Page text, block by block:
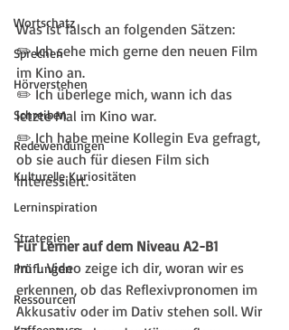
Wortschatz
Sprechen
Hörverstehen
Schreiben
Redewendungen
Kulturelle Kuriositäten
Lerninspiration
Strategien
Prüfungen
Ressourcen
Was ist falsch an folgenden Sätzen:
✏️ Ich sehe mich gerne den neuen Film
im Kino an.
✏️ Ich überlege mich, wann ich das
letzte Mal im Kino war.
✏️ Ich habe meine Kollegin Eva gefragt,
ob sie auch für diesen Film sich
interessiert.
Für Lerner auf dem Niveau A2-B1
Im 1. Video zeige ich dir, woran wir es
erkennen, ob das Reflexivpronomen im
Akkusativ oder im Dativ stehen soll. Wir